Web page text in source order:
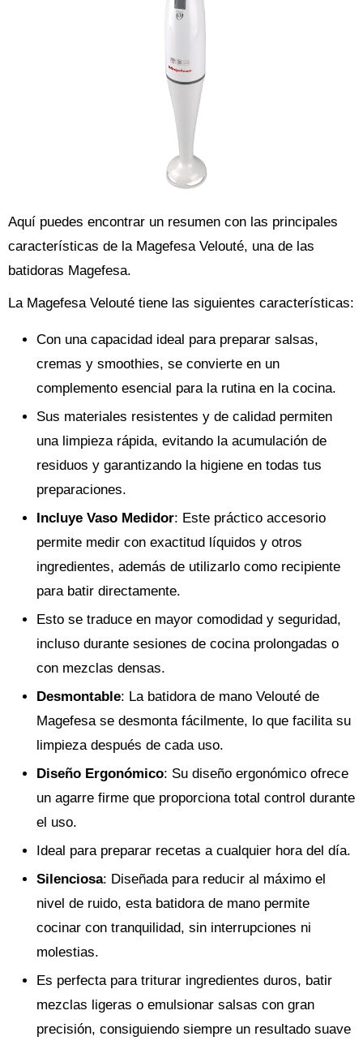
Aquí puedes encontrar un resumen con las principales
características de la Magefesa Velouté, una de las
batidoras Magefesa.
La Magefesa Velouté tiene las siguientes características:
Con una capacidad ideal para preparar salsas,
cremas y smoothies, se convierte en un
complemento esencial para la rutina en la cocina.
Sus materiales resistentes y de calidad permiten
una limpieza rápida, evitando la acumulación de
residuos y garantizando la higiene en todas tus
preparaciones.
Incluye Vaso Medidor: Este práctico accesorio
permite medir con exactitud líquidos y otros
ingredientes, además de utilizarlo como recipiente
para batir directamente.
Esto se traduce en mayor comodidad y seguridad,
incluso durante sesiones de cocina prolongadas o
con mezclas densas.
Desmontable: La batidora de mano Velouté de
Magefesa se desmonta fácilmente, lo que facilita su
limpieza después de cada uso.
Diseño Ergonómico: Su diseño ergonómico ofrece
un agarre firme que proporciona total control durante
el uso.
Ideal para preparar recetas a cualquier hora del día.
Silenciosa: Diseñada para reducir al máximo el
nivel de ruido, esta batidora de mano permite
cocinar con tranquilidad, sin interrupciones ni
molestias.
Es perfecta para triturar ingredientes duros, batir
mezclas ligeras o emulsionar salsas con gran
precisión, consiguiendo siempre un resultado suave